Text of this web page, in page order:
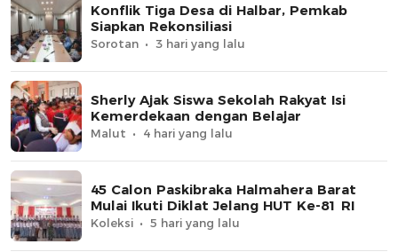
Konflik Tiga Desa di Halbar, Pemkab
Siapkan Rekonsiliasi
Sorotan 3 hari yang lalu
Sherly Ajak Siswa Sekolah Rakyat Isi
Kemerdekaan dengan Belajar
Malut 4 hari yang lalu
45 Calon Paskibraka Halmahera Barat
Mulai Ikuti Diklat Jelang HUT Ke-81 RI
Koleksi 5 hari yang lalu